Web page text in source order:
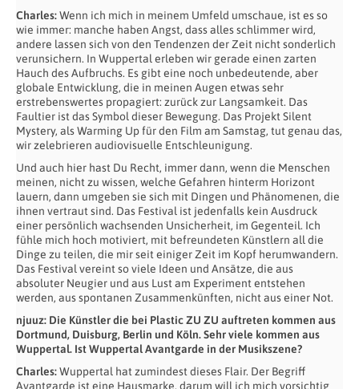
Charles:Wenn ich mich in meinem Umfeld umschaue, ist es so
wie immer: manche haben Angst, dass alles schlimmer wird,
andere lassen sich von den Tendenzen der Zeit nicht sonderlich
verunsichern. In Wuppertal erleben wir gerade einen zarten
Hauch des Aufbruchs. Es gibt eine noch unbedeutende, aber
globale Entwicklung, die in meinen Augen etwas sehr
erstrebenswertes propagiert: zurück zur Langsamkeit. Das
Faultier ist das Symbol dieser Bewegung. Das Projekt Silent
Mystery, als Warming Up für den Film am Samstag, tut genau das,
wir zelebrieren audiovisuelle Entschleunigung.
Und auch hier hast Du Recht, immer dann, wenn die Menschen
meinen, nicht zu wissen, welche Gefahren hinterm Horizont
lauern, dann umgeben sie sich mit Dingen und Phänomenen, die
ihnen vertraut sind. Das Festival ist jedenfalls kein Ausdruck
einer persönlich wachsenden Unsicherheit, im Gegenteil. Ich
fühle mich hoch motiviert, mit befreundeten Künstlern all die
Dinge zu teilen, die mir seit einiger Zeit im Kopf herumwandern.
Das Festival vereint so viele Ideen und Ansätze, die aus
absoluter Neugier und aus Lust am Experiment entstehen
werden, aus spontanen Zusammenkünften, nicht aus einer Not.
njuuz: Die Künstler die bei Plastic ZU ZU auftreten kommen aus
Dortmund, Duisburg, Berlin und Köln. Sehr viele kommen aus
Wuppertal. Ist Wuppertal Avantgarde in der Musikszene?
Charles:Wuppertal hat zumindest dieses Flair. Der Begriff
Avantgarde ist eine Hausmarke, darum will ich mich vorsichtig